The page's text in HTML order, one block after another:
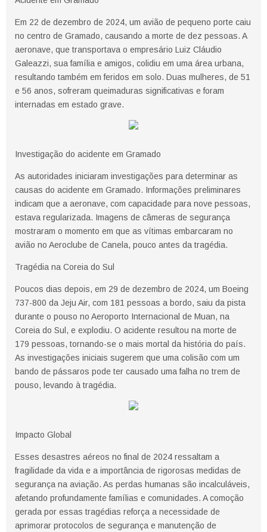
Em 22 de dezembro de 2024, um avião de pequeno porte caiu
no centro de Gramado, causando a morte de dez pessoas. A
aeronave, que transportava o empresário Luiz Cláudio
Galeazzi, sua família e amigos, colidiu em uma área urbana,
resultando também em feridos em solo. Duas mulheres, de 51
e 56 anos, sofreram queimaduras significativas e foram
internadas em estado grave.
Investigação do acidente em Gramado
As autoridades iniciaram investigações para determinar as
causas do acidente em Gramado. Informações preliminares
indicam que a aeronave, com capacidade para nove pessoas,
estava regularizada. Imagens de câmeras de segurança
mostraram o momento em que as vítimas embarcaram no
avião no Aeroclube de Canela, pouco antes da tragédia.
Tragédia na Coreia do Sul
Poucos dias depois, em 29 de dezembro de 2024, um Boeing
737-800 da Jeju Air, com 181 pessoas a bordo, saiu da pista
durante o pouso no Aeroporto Internacional de Muan, na
Coreia do Sul, e explodiu. O acidente resultou na morte de
179 pessoas, tornando-se o mais mortal da história do país.
As investigações iniciais sugerem que uma colisão com um
bando de pássaros pode ter causado uma falha no trem de
pouso, levando à tragédia.
Impacto Global
Esses desastres aéreos no final de 2024 ressaltam a
fragilidade da vida e a importância de rigorosas medidas de
segurança na aviação. As perdas humanas são incalculáveis,
afetando profundamente famílias e comunidades. A comoção
gerada por essas tragédias reforça a necessidade de
aprimorar protocolos de segurança e manutenção de